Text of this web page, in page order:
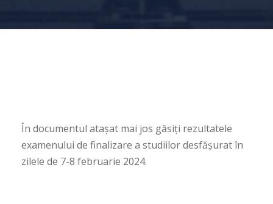
În documentul atașat mai jos găsiți rezultatele
examenului de finalizare a studiilor desfășurat în
zilele de 7-8 februarie 2024.